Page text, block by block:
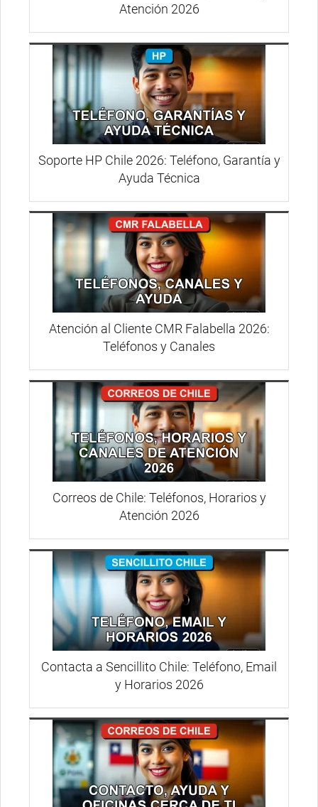
Atención 2026
Soporte HP Chile 2026: Teléfono, Garantía y
Ayuda Técnica
Atención al Cliente CMR Falabella 2026:
Teléfonos y Canales
Correos de Chile: Teléfonos, Horarios y
Atención 2026
Contacta a Sencillito Chile: Teléfono, Email
y Horarios 2026